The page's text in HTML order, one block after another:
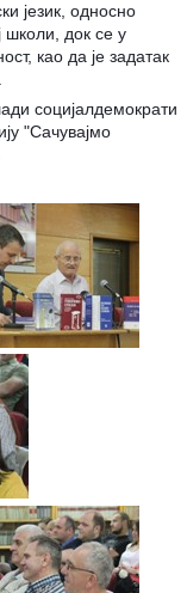
језик, односно
школи, док се у
као да је задатак
социјалдемократи
"Сачувајмо